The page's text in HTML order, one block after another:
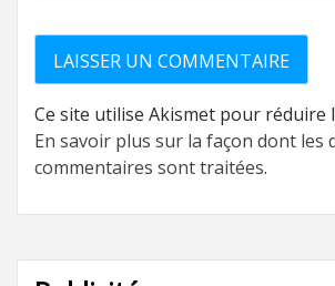
Ce site utilise Akismet pour réduire
En savoir plus sur la façon dont les
commentaires sont traitées.